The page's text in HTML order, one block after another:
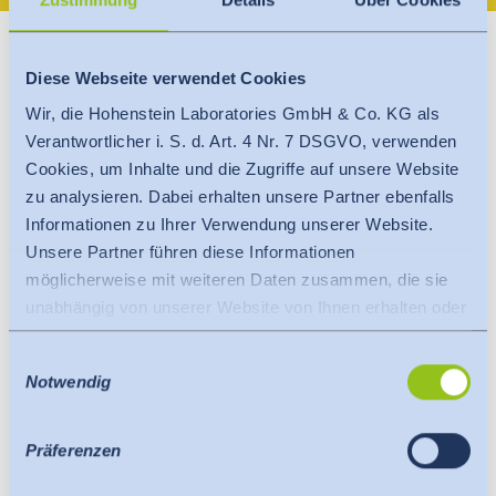
Diese Webseite verwendet Cookies
Wir, die Hohenstein Laboratories GmbH & Co. KG als
Verantwortlicher i. S. d. Art. 4 Nr. 7 DSGVO, verwenden
Cookies, um Inhalte und die Zugriffe auf unsere Website
zu analysieren. Dabei erhalten unsere Partner ebenfalls
Informationen zu Ihrer Verwendung unserer Website.
Unsere Partner führen diese Informationen
möglicherweise mit weiteren Daten zusammen, die sie
unabhängig von unserer Website von Ihnen erhalten oder
gesammelt haben.
Es findet eine Datenübermittlung an ein Drittland oder
eine internationale Organisation statt. Berücksichtigt
Kommission. Dieser besagt, dass es sich um ein
Notwendig
Präferenzen
Schutzprüfungen.
Daneben hat Hohenstein zusätzliche UV-
Schutzprüfungen auf BasisAS/NZS 4399,DIN EN
13758-1undAATCC TM 183etabliert, um den
qualitativen wie auch sicherheitskritischen
Anforderungen an Bekleidung und ähnliche
Materialien gerecht zu werden.